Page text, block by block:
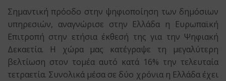
Σημαντική πρόοδο στην ψηφιοποίηση των δημόσιων
υπηρεσιών, αναγνώρισε στην Ελλάδα η Ευρωπαϊκή
Επιτροπή στην ετήσια έκθεσή της για την Ψηφιακή
Δεκαετία. Η χώρα μας κατέγραψε τη μεγαλύτερη
βελτίωση στον τομέα αυτό κατά 16% την τελευταία
τετραετία. Συνολικά μέσα σε δύο χρόνια η Ελλάδα έχει